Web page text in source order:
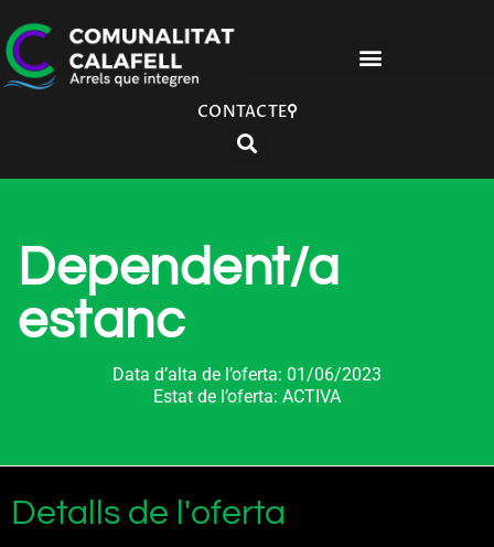
CONTACTE
Dependent/a
estanc
Data d’alta de l’oferta: 01/06/2023
Estat de l’oferta: ACTIVA
Detalls de l'oferta